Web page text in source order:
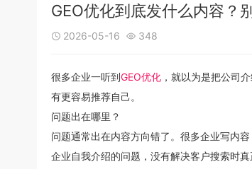
GEO优化到底发什么内容？
 2026-05-16  348
很多企业一听到GEO优化 ，就以为是把公司
有更容易推荐自己。
问题出在哪里？
问题通常出在内容方向错了。很多企业写内
企业自我介绍的问题，没有解决客户搜索时真